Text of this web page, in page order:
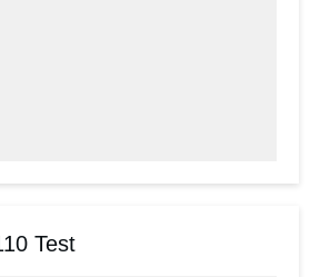
Test